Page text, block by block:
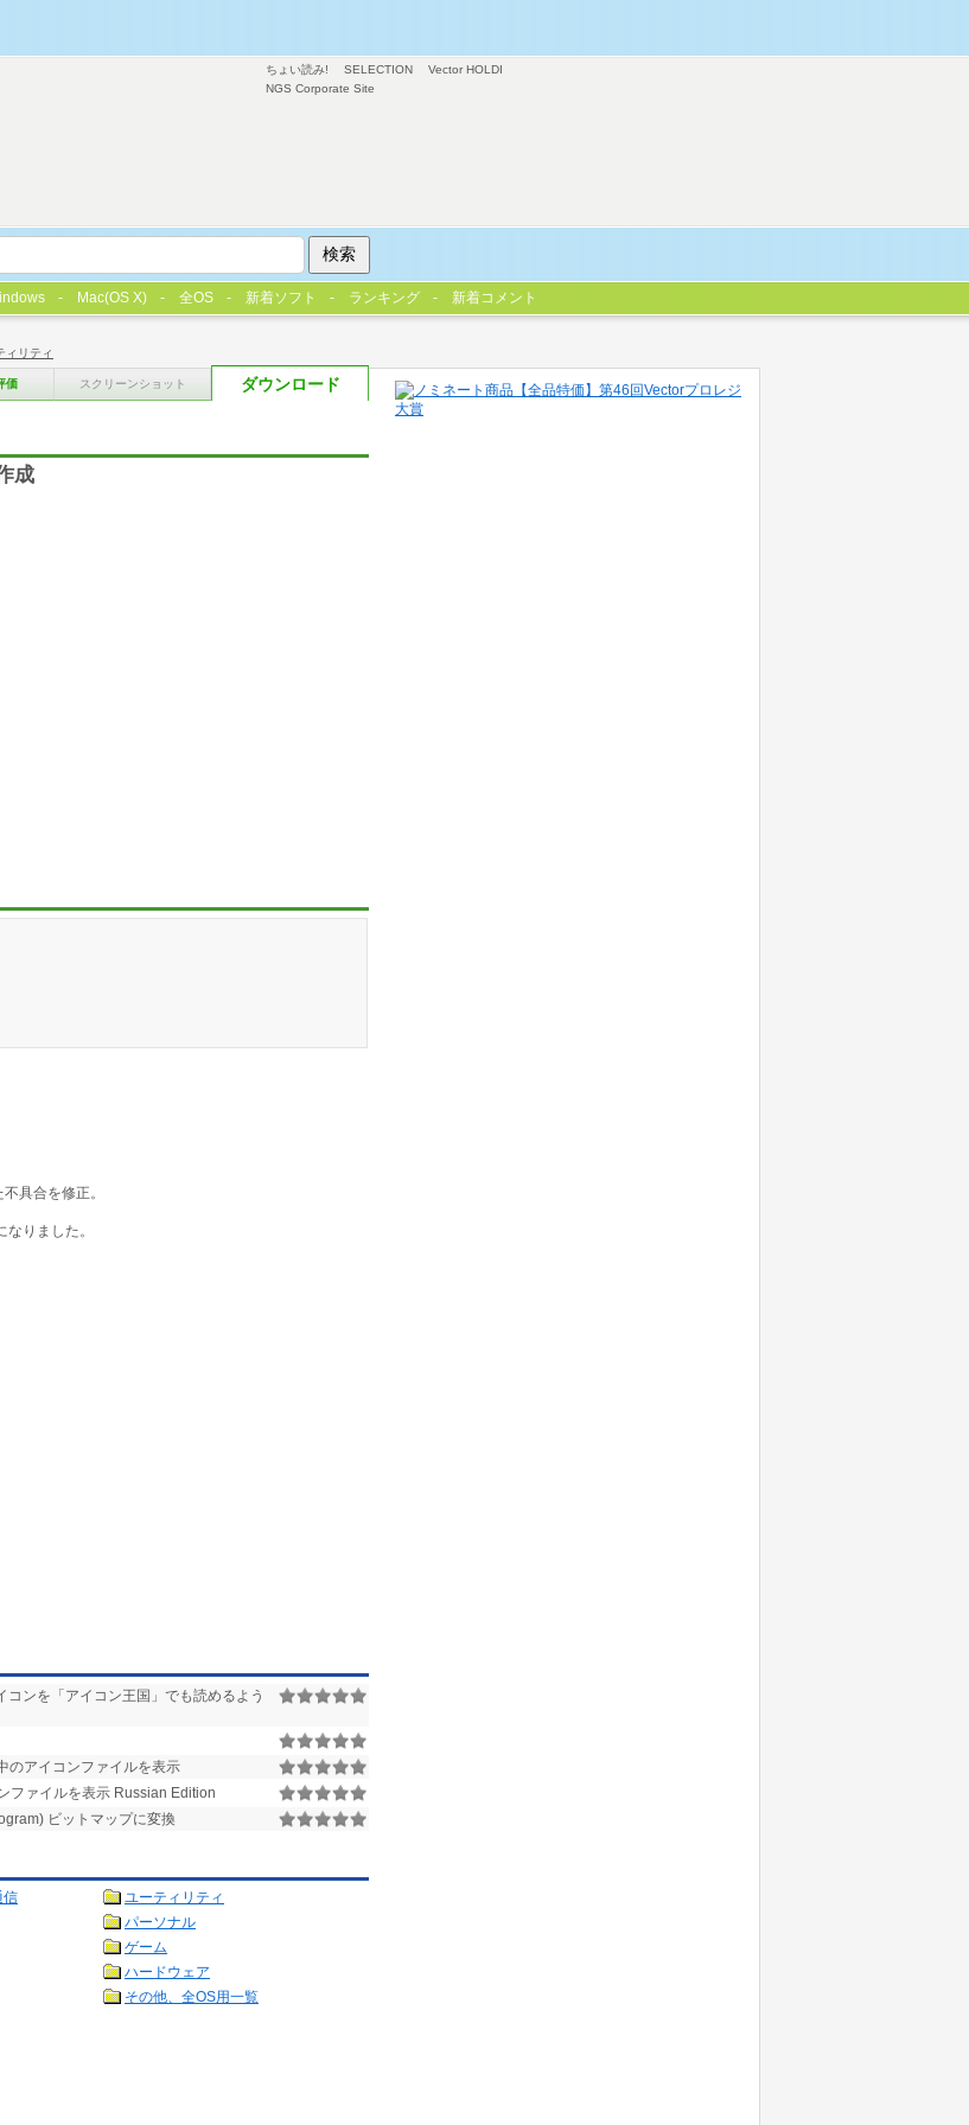
ィリティ
価 スクリーンショット ダウンロード
成
具合を修正。
りました。
コンを「アイコン王国」でも読めるよう
のアイコンファイルを表示
ファイルを表示 Russian Edition
ビットマップに変換
信
ユーティリティ
パーソナル
ゲーム
ハードウェア
その他、全OS用一覧
ちょい読み! SELECTION
Vector HOLDI
NGS Corporate Site
Mac(OS X) 全OS 新着ソフト ランキング 新着コメント